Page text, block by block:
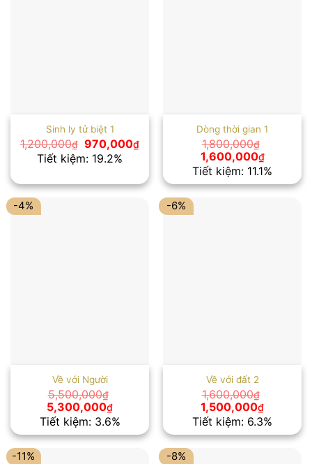
Sinh ly tử biệt 1
1,200,000₫ Giá
gốc
là:
970,000₫Giá
là:
970,000₫.
Tiết kiệm: 19.2%
Dòng thời gian 1
1,800,000₫
Giá
gốc
là:
1,800,000₫.
1,600,000₫Giá
hiện
tại
là:
Tiết kiệm: 11.1%
-4%
Về với Người
5,500,000₫
Giá
gốc
là:
5,500,000₫.
5,300,000₫Giá
hiện
tại
là:
5,300,000₫.
Tiết kiệm: 3.6%
-6%
Về với đất 2
1,600,000₫
Giá
gốc
là:
1,600,000₫.
1,500,000₫Giá
hiện
tại
là:
Tiết kiệm: 6.3%
-11% -8%